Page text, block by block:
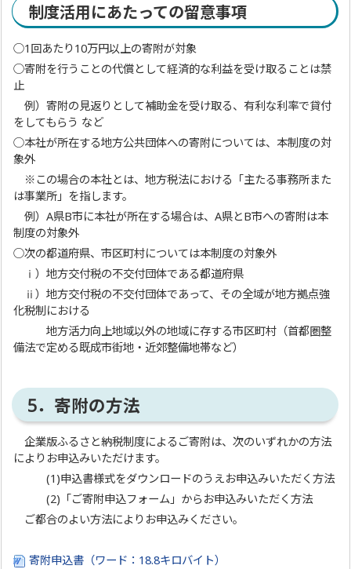
制度活用にあたっての留意事項
○1回あたり10万円以上の寄附が対象
○寄附を行うことの代償として経済的な利益を受け取ることは禁
止
例）寄附の見返りとして補助金を受け取る、有利な利率で貸付
をしてもらう など
○本社が所在する地方公共団体への寄附については、本制度の対
象外
※この場合の本社とは、地方税法における「主たる事務所また
は事業所」を指します。
例）A県B市に本社が所在する場合は、A県とB市への寄附は本
制度の対象外
○次の都道府県、市区町村については本制度の対象外
ⅰ）地方交付税の不交付団体である都道府県
ⅱ）地方交付税の不交付団体であって、その全域が地方拠点強
化税制における
地方活力向上地域以外の地域に存する市区町村（首都圏整
備法で定める既成市街地・近郊整備地帯など）
5．寄附の方法
企業版ふるさと納税制度によるご寄附は、次のいずれかの方法
によりお申込みいただけます。
(1)申込書様式をダウンロードのうえお申込みいただく方法
(2)「ご寄附申込フォーム」からお申込みいただく方法
ご都合のよい方法によりお申込みください。
寄附申込書（ワード：18.8キロバイト）